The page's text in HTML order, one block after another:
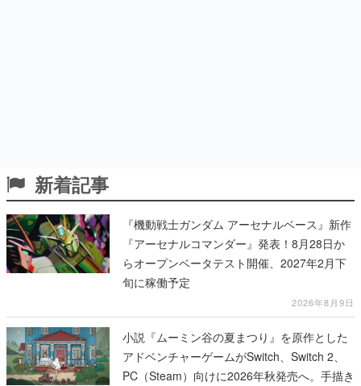
新着記事
『機動戦士ガンダム アーセナルベース』新作
『アーセナルコマンダー』発表！8月28日か
らオープンベータテスト開催、2027年2月下
旬に稼働予定
2026年8月9日
小説『ムーミン谷の夏まつり』を原作とした
アドベンチャーゲームがSwitch、Switch 2、
PC（Steam）向けに2026年秋発売へ。手描き